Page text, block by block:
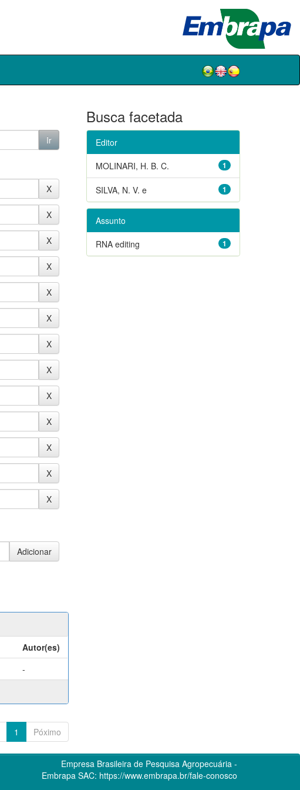
Autor(es)
-
1 Póximo
Busca facetada
Editor
1
MOLINARI, H. B. C.
1
SILVA, N. V. e
Assunto
1
RNA editing
Empresa Brasileira de Pesquisa Agropecuária -
Embrapa SAC: https://www.embrapa.br/fale-conosco